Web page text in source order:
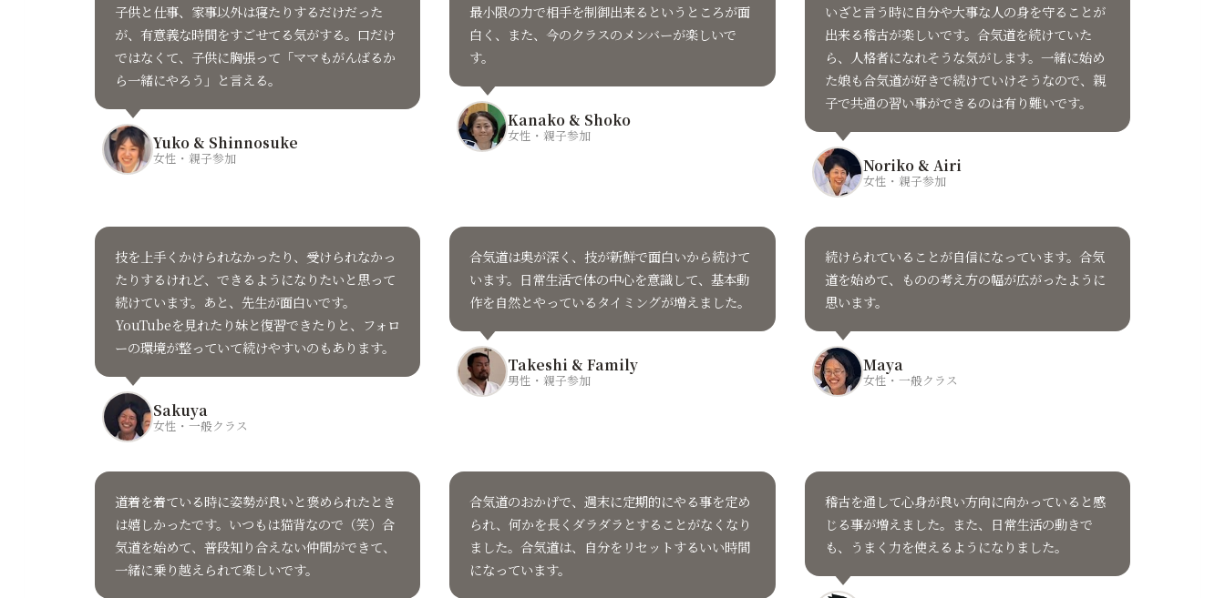
子供と仕事、家事以外は寝たりするだけだった
が、有意義な時間をすごせてる気がする。口だけ
ではなくて、子供に胸張って「ママもがんばるか
ら一緒にやろう」と言える。
Yuko & Shinnosuke
女性・親子参加
最小限の力で相手を制御出来るというところが面
白く、また、今のクラスのメンバーが楽しいで
す。
Kanako & Shoko
女性・親子参加
いざと言う時に自分や大事な人の身を守ることが
出来る稽古が楽しいです。合気道を続けていた
ら、人格者になれそうな気がします。一緒に始め
た娘も合気道が好きで続けていけそうなので、親
子で共通の習い事ができるのは有り難いです。
Noriko & Airi
女性・親子参加
技を上手くかけられなかったり、受けられなかっ
たりするけれど、できるようになりたいと思って
続けています。あと、先生が面白いです。
YouTubeを見れたり妹と復習できたりと、フォロ
ーの環境が整っていて続けやすいのもあります。
Sakuya
女性・一般クラス
合気道は奥が深く、技が新鮮で面白いから続けて
います。日常生活で体の中心を意識して、基本動
作を自然とやっているタイミングが増えました。
Takeshi & Family
男性・親子参加
続けられていることが自信になっています。合気
道を始めて、ものの考え方の幅が広がったように
思います。
Maya
女性・一般クラス
道着を着ている時に姿勢が良いと褒められたとき
は嬉しかったです。いつもは猫背なので（笑）合
気道を始めて、普段知り合えない仲間ができて、
一緒に乗り越えられて楽しいです。
合気道のおかげで、週末に定期的にやる事を定め
られ、何かを長くダラダラとすることがなくなり
ました。合気道は、自分をリセットするいい時間
になっています。
稽古を通して心身が良い方向に向かっていると感
じる事が増えました。また、日常生活の動きで
も、うまく力を使えるようになりました。